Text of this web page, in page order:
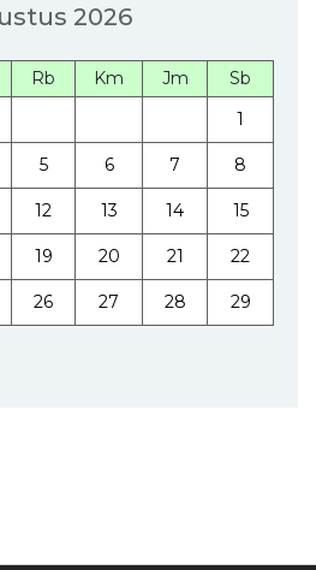
2026
Rb Km Jm
Sb
1
5 6 7 8
12 13 14 15
19 20 21 22
26 27 28 29